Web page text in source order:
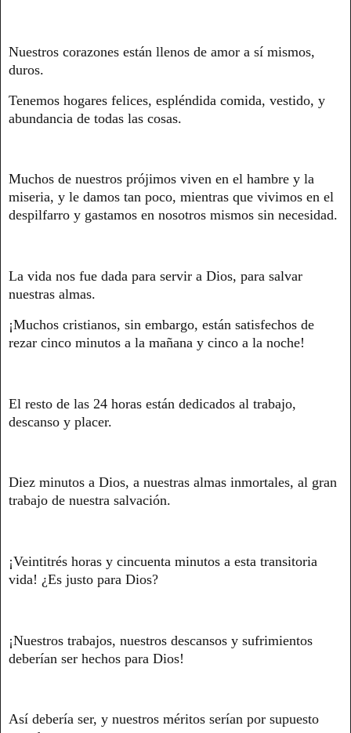
Nuestros corazones están llenos de amor a sí mismos,
duros.
Tenemos hogares felices, espléndida comida, vestido, y
abundancia de todas las cosas.
Muchos de nuestros prójimos viven en el hambre y la
miseria, y le damos tan poco, mientras que vivimos en el
despilfarro y gastamos en nosotros mismos sin necesidad.
La vida nos fue dada para servir a Dios, para salvar
nuestras almas.
¡Muchos cristianos, sin embargo, están satisfechos de
rezar cinco minutos a la mañana y cinco a la noche!
El resto de las 24 horas están dedicados al trabajo,
descanso y placer.
Diez minutos a Dios, a nuestras almas inmortales, al gran
trabajo de nuestra salvación.
¡Veintitrés horas y cincuenta minutos a esta transitoria
vida! ¿Es justo para Dios?
¡Nuestros trabajos, nuestros descansos y sufrimientos
deberían ser hechos para Dios!
Así debería ser, y nuestros méritos serían por supuesto